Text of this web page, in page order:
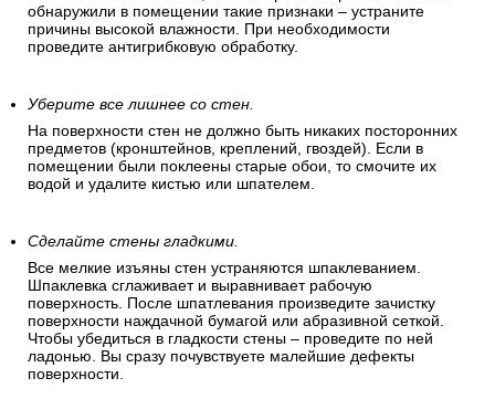
обнаружили в помещении такие признаки – устраните
причины высокой влажности. При необходимости
проведите антигрибковую обработку.
Уберите все лишнее со стен.
На поверхности стен не должно быть никаких посторонних
предметов (кронштейнов, креплений, гвоздей). Если в
помещении были поклеены старые обои, то смочите их
водой и удалите кистью или шпателем.
Сделайте стены гладкими.
Все мелкие изъяны стен устраняются шпаклеванием.
Шпаклевка сглаживает и выравнивает рабочую
поверхность. После шпатлевания произведите зачистку
поверхности наждачной бумагой или абразивной сеткой.
Чтобы убедиться в гладкости стены – проведите по ней
ладонью. Вы сразу почувствуете малейшие дефекты
поверхности.